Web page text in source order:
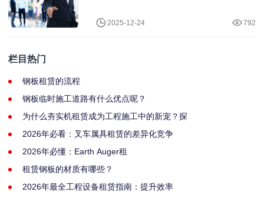
2025-12-24 792
栏目热门
钢板租赁的流程
钢板临时施工道路有什么优点呢？
为什么夯实机租赁成为工程施工中的新宠？探
2026年必看：叉车属具租赁的差异化竞争
2026年必懂：Earth Auger租
租赁钢板的材质有哪些？
2026年最全工程设备租赁指南：提升效率